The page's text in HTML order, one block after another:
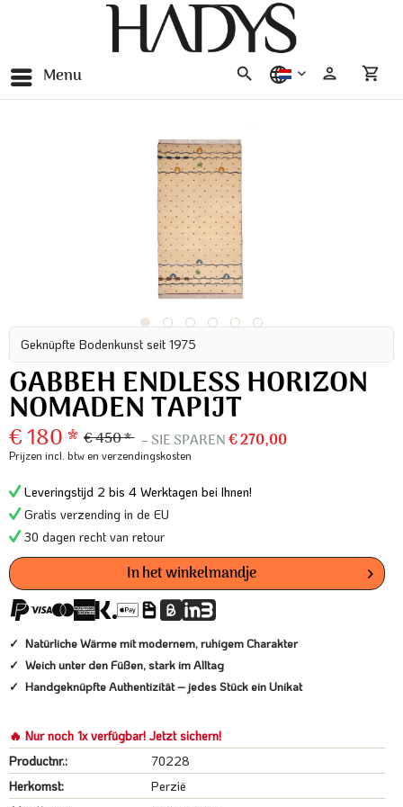
Menu nederlands
Geknüpfte Bodenkunst seit 1975
GABBEH ENDLESS HORIZON
NOMADEN TAPIJT
€ 180 * € 450 * – SIE SPAREN€ 270,00
Prijzen incl. btwen verzendingskosten
Leveringstijd 2 bis 4 Werktagen bei Ihnen!
Gratis verzending in de EU
30 dagen recht van retour
In het winkelmandje
Natürliche Wärme mit modernem, ruhigem Charakter
Weich unter den Füßen, stark im Alltag
Handgeknüpfte Authentizität – jedes Stück ein Unikat
🔥 Nur noch 1x verfügbar! Jetzt sichern!
Productnr.:
70228
Herkomst:
Perzië